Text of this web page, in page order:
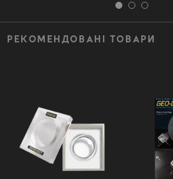
РЕКОМЕНДОВАНІ ТОВАРИ